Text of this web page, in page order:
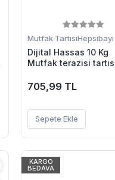
Mutfak TartısıHepsibayi
Dijital Hassas 10 Kg
Mutfak terazisi
705,99 TL
Sepete Ekle
KARGO
BEDAVA